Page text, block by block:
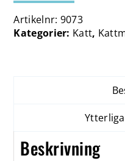
Artikelnr: 9073
Kategorier: Katt,
Beskrivning